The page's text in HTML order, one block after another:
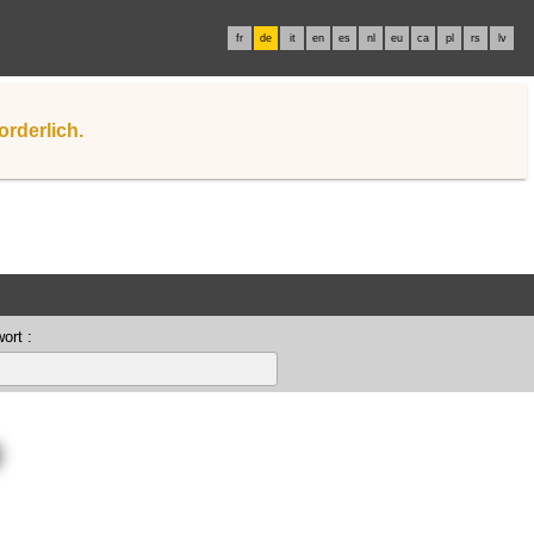
fr de it en es nl eu ca pl rs lv
: